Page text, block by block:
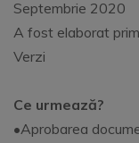
Septembrie 2020
A fost elaborat
Verzi
Ce urmează?
•Aprobarea